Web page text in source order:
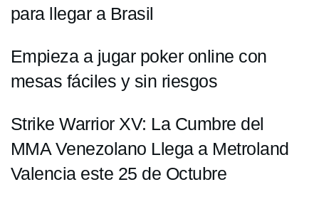
para llegar a Brasil
Empieza a jugar poker online con
mesas fáciles y sin riesgos
Strike Warrior XV: La Cumbre del
MMA Venezolano Llega a Metroland
Valencia este 25 de Octubre